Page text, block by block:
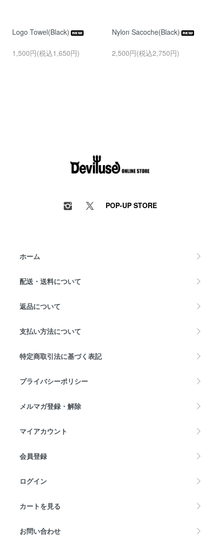
Logo Towel(Black)
1,500円(税込1,650円)
Nylon Sacoche(Black)
2,500円(税込2,750円)
POP-UP STORE
ホーム
配送・送料について
返品について
支払い方法について
特定商取引法に基づく表記
プライバシーポリシー
メルマガ登録・解除
マイアカウント
会員登録
ログイン
カートを見る
お問い合わせ